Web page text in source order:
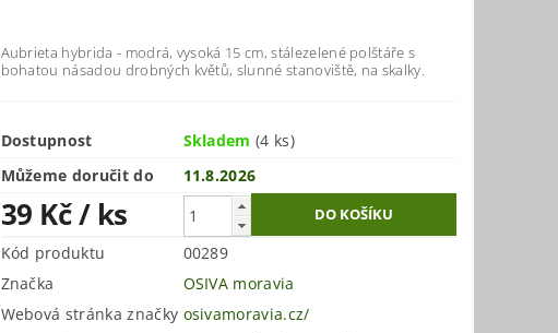
Aubrieta hybrida - modrá, vysoká 15 cm, stálezelené polštáře s
bohatou násadou drobných květů, slunné stanoviště, na skalky.
Dostupnost Skladem(4 ks)
Můžeme doručit do
11.8.2026
39 Kč/ ks
Kód produktu
00289
Značka
OSIVA moravia
Webová stránka značky osivamoravia.cz/